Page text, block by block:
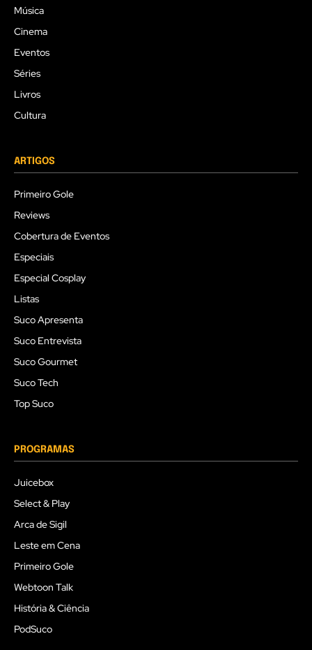
Música
Cinema
Eventos
Séries
Livros
Cultura
ARTIGOS
Primeiro Gole
Reviews
Cobertura de Eventos
Especiais
Especial Cosplay
Listas
Suco Apresenta
Suco Entrevista
Suco Gourmet
Suco Tech
Top Suco
PROGRAMAS
Juicebox
Select & Play
Arca de Sigil
Leste em Cena
Primeiro Gole
Webtoon Talk
História & Ciência
PodSuco